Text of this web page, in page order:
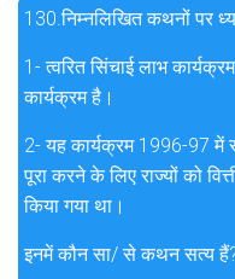
130.निम्नलिखित कथनों पर
1- त्वरित सिंचाई लाभ
कार्यक्रम है।
2- यह कार्यक्रम 1996-97 में
पूरा करने के लिए राज्यों को
किया गया था।
इनमें कौन सा/ से कथन सत्य